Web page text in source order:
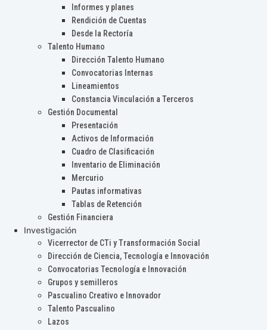
Informes y planes
Rendición de Cuentas
Desde la Rectoría
Talento Humano
Dirección Talento Humano
Convocatorias Internas
Lineamientos
Constancia Vinculación a Terceros
Gestión Documental
Presentación
Activos de Información
Cuadro de Clasificación
Inventario de Eliminación
Mercurio
Pautas informativas
Tablas de Retención
Gestión Financiera
Investigación
Vicerrector de CTi y Transformación Social
Dirección de Ciencia, Tecnología e Innovación
Convocatorias Tecnología e Innovación
Grupos y semilleros
Pascualino Creativo e Innovador
Talento Pascualino
Lazos